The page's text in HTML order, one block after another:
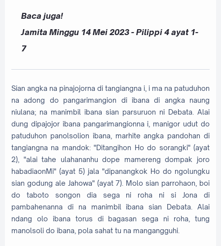
Baca juga!
Jamita Minggu 14 Mei 2023 - Pilippi 4 ayat 1-
7
Sian angka na pinajojorna di tangiangna i, i ma na patuduhon
na adong do pangarimangion di ibana di angka naung
niulana; na manimbil ibana sian parsuruon ni Debata. Alai
dung dipajojor ibana pangarimangionna i, manigor udut do
patuduhon panolsolion ibana, marhite angka pandohan di
tangiangna na mandok: "Ditangihon Ho do sorangki" (ayat
2), "alai tahe ulahananhu dope mamereng dompak joro
habadiaonMi" (ayat 5) jala "dipanangkok Ho do ngolungku
sian godung ale Jahowa" (ayat 7). Molo sian parrohaon, boi
do taboto songon dia sega ni roha ni si Jona di
pambahenanna di na manimbil ibana sian Debata. Alai
ndang olo ibana torus di bagasan sega ni roha, tung
manolsoli do ibana, pola sahat tu na mangangguhi.